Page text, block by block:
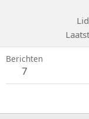
Berichten
7